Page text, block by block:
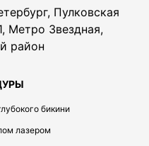
Пулковская
Метро Звездная,
район
бикини
лазером